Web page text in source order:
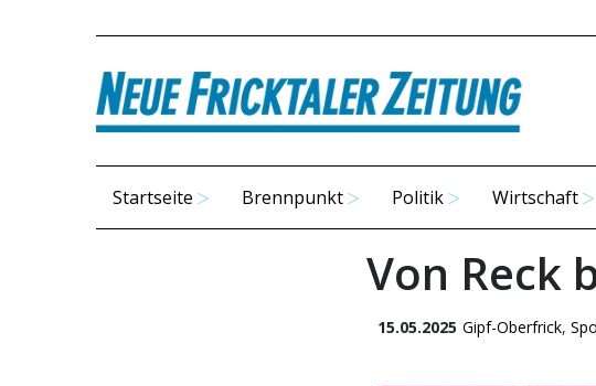
Startseite Brennpunkt Politik Wirtschaft
Von Reck
15.05.2025 Gipf-Oberfrick,